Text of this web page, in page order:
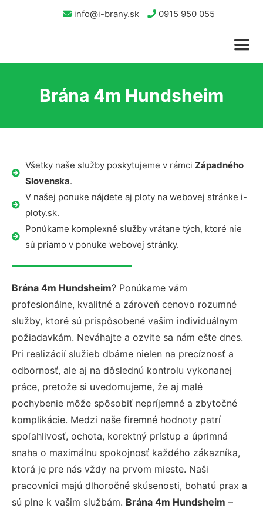
info@i-brany.sk 0915 950 055
Brána 4m Hundsheim
Všetky naše služby poskytujeme v rámci Západného
Slovenska.
V našej ponuke nájdete aj ploty na webovej stránke i-
ploty.sk.
Ponúkame komplexné služby vrátane tých, ktoré nie
sú priamo v ponuke webovej stránky.
Brána 4m Hundsheim? Ponúkame vám
profesionálne, kvalitné a zároveň cenovo rozumné
služby, ktoré sú prispôsobené vašim individuálnym
požiadavkám. Neváhajte a ozvite sa nám ešte dnes.
Pri realizácií služieb dbáme nielen na precíznosť a
odbornosť, ale aj na dôslednú kontrolu vykonanej
práce, pretože si uvedomujeme, že aj malé
pochybenie môže spôsobiť nepríjemné a zbytočné
komplikácie. Medzi naše firemné hodnoty patrí
spoľahlivosť, ochota, korektný prístup a úprimná
snaha o maximálnu spokojnosť každého zákazníka,
ktorá je pre nás vždy na prvom mieste. Naši
pracovníci majú dlhoročné skúsenosti, bohatú prax a
sú plne k vašim službám. Brána 4m Hundsheim –